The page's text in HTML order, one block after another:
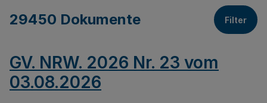
29450 Dokumente Filter
GV. NRW. 2026 Nr. 23 vom
03.08.2026